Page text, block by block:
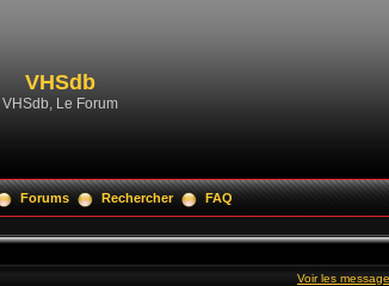
VHSdb
VHSdb, Le Forum
Forums Rechercher FAQ
Voir les